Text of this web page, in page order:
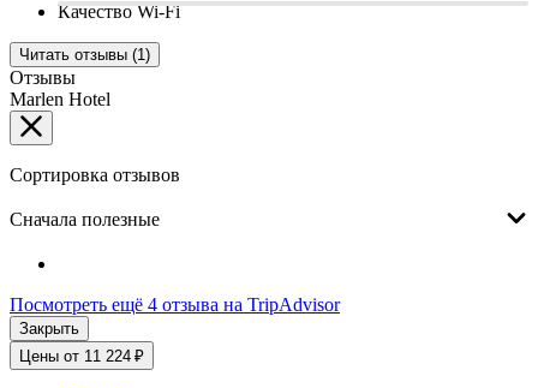
Качество Wi-Fi
Читать отзывы (1)
Отзывы
Marlen Hotel
Сортировка отзывов
Сначала полезные
Посмотреть ещё 4 отзыва на TripAdvisor
Закрыть
Цены от 11 224 ₽